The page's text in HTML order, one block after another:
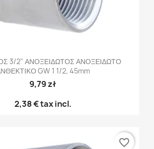
3/2" ΑΝΟΞΕΙΔΩΤΟΣ ΑΝΟΞΕΙΔΩΤΟ
GW 1 1/2, 45mm
9,79 zł
2,38 €tax incl.
favorite_border